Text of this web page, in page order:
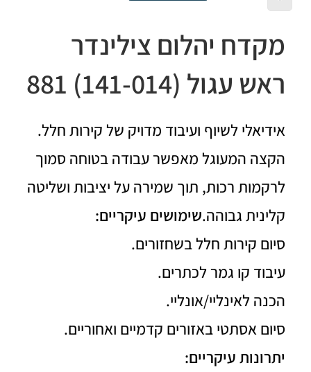
מקדח יהלום צילינדר
ראש עגול (141-014) 881
אידיאלי לשיוף ועיבוד מדויק של קירות חלל.
הקצה המעוגל מאפשר עבודה בטוחה סמוך
לרקמות רכות, תוך שמירה על יציבות ושליטה
קלינית גבוהה.שימושים עיקריים:
סיום קירות חלל בשחזורים.
עיבוד קו גמר לכתרים.
הכנה לאינליי/אונליי.
סיום אסתטי באזורים קדמיים ואחוריים.
יתרונות עיקריים: